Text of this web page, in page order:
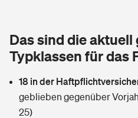
Tools
Wer versichert was: Jetzt
Glasversicherung
Mietkautionsversicherung
Kinderunfall­ver­si­che­rung
Kinderinvalidität
Dread-Disease-Versicherung
Tierkrankenversicherung
Zur Übersicht
Das sind die aktuell
Typklassen für das
18 in der
geblieben gegenüber
25)